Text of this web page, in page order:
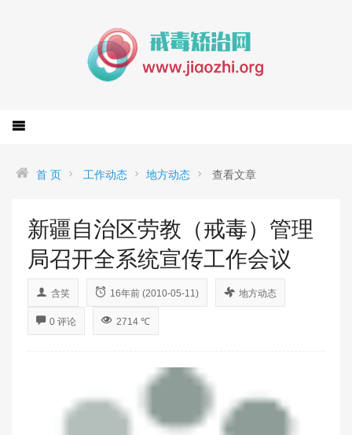
首 页 工作动态 地方动态 查看文章
新疆自治区劳教（戒毒）管理
局召开全系统宣传工作会议
含笑 16年前 (2010-05-11) 地方动态
0 评论 2714 ℃